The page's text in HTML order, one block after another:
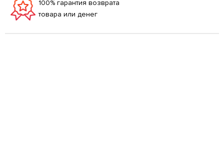
100% гарантия возврата
товара или денег